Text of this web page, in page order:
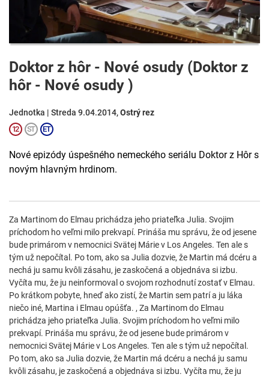
Doktor z hôr - Nové osudy (Doktor z
hôr - Nové osudy )
Jednotka | Streda 9.04.2014,Ostrý rez
Nové epizódy úspešného nemeckého seriálu Doktor z Hôr s
novým hlavným hrdinom.
Za Martinom do Elmau prichádza jeho priateľka Julia. Svojim
príchodom ho veľmi milo prekvapí. Prináša mu správu, že od jesene
bude primárom v nemocnici Svätej Márie v Los Angeles. Ten ale s
tým už nepočítal. Po tom, ako sa Julia dozvie, že Martin má dcéru a
nechá ju samu kvôli zásahu, je zaskočená a objednáva si izbu.
Vyčíta mu, že ju neinformoval o svojom rozhodnutí zostať v Elmau.
Po krátkom pobyte, hneď ako zistí, že Martin sem patrí a ju láka
niečo iné, Martina i Elmau opúšťa. , Za Martinom do Elmau
prichádza jeho priateľka Julia. Svojim príchodom ho veľmi milo
prekvapí. Prináša mu správu, že od jesene bude primárom v
nemocnici Svätej Márie v Los Angeles. Ten ale s tým už nepočítal.
Po tom, ako sa Julia dozvie, že Martin má dcéru a nechá ju samu
kvôli zásahu, je zaskočená a objednáva si izbu. Vyčíta mu, že ju